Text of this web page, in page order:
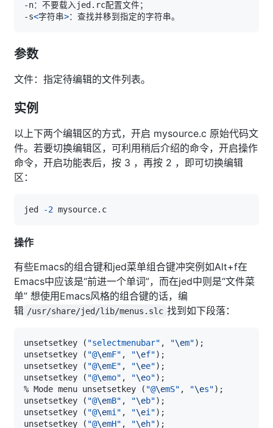
-s<字符串>
参数
文件：指定待编辑的文件列表。
实例
以上下两个编辑区的方式，开启 mysource.c 原始代码文
件。若要切换编辑区，可利用稍后介绍的命令，开启操作
命令，开启功能表后，按 3 ，再按 2 ，即可切换编辑
区：
jed -2
操作
有些Emacs的组合键和jed菜单组合键冲突例如Alt+f在
Emacs中应该是“前进一个单词”，而在jed中则是“文件菜
单” 想使用Emacs风格的组合键的话，编
辑 /usr/share/jed/lib/menus.slc 找到如下段落：
unsetsetkey ( "selectmenubar" , "\em") ;
unsetsetkey
( "@\emF" , "\ef") ;
unsetsetkey
( "@\emE" , "\ee") ;
unsetsetkey
( "@\emo" , "\eo") ;
% Mode menu unsetsetkey
( "@\emS" , "\es") ;
unsetsetkey
( "@\emB" , "\eb") ;
unsetsetkey
( "@\emi" , "\ei") ;
unsetsetkey
( "@\emH" , "\eh") ;